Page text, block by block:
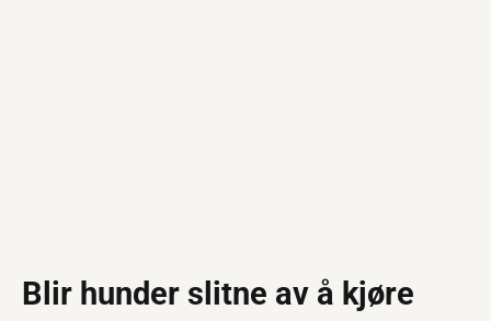
Blir hunder slitne av å kjøre